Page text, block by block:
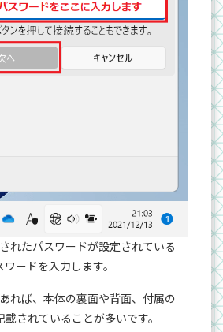
れたパスワードが設定されている
ードを入力します。
れば、本体の裏面や背面、付属の
されていることが多いです。